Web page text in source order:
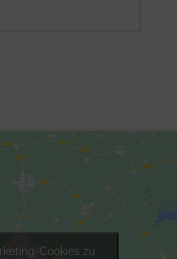
Cookies zu